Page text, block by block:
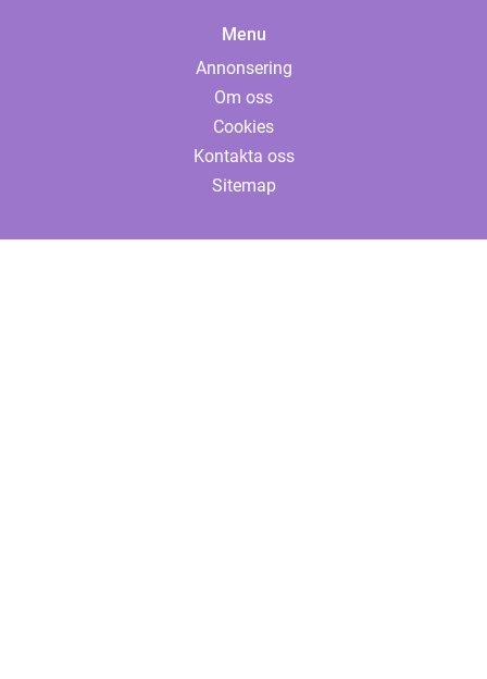
Menu
Annonsering
Om oss
Cookies
Kontakta oss
Sitemap